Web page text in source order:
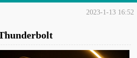
2023-1-13 16:52